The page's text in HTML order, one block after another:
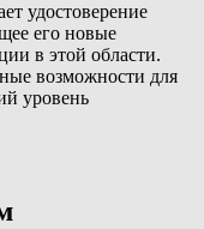
удостоверение
его новые
в этой области.
возможности для
уровень